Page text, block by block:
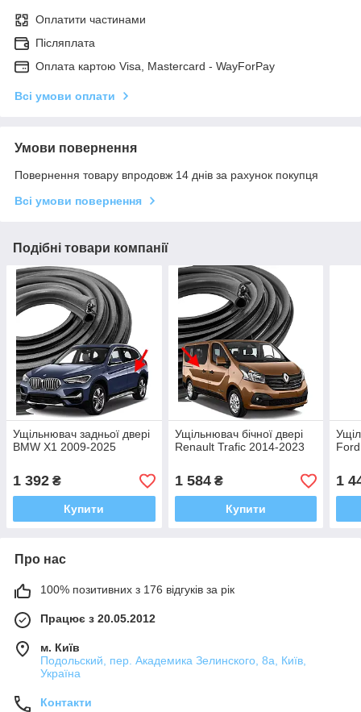
Оплатити частинами
Післяплата
Оплата картою Visa, Mastercard - WayForPay
Всі умови оплати
Умови повернення
Повернення товару впродовж 14 днів за рахунок покупця
Всі умови повернення
Подібні товари компанії
Ущільнювач задньої двері
BMW X1 2009-2025
1 392 ₴
Купити
Ущільнювач бічної двері
Renault Trafic 2014-2023
1 584₴
Купити
1
Про нас
100% позитивних з 176 відгуків за рік
Працює з 20.05.2012
м. Київ
Подольский, пер. Академика Зелинского, 8а, Київ,
Україна
Контакти